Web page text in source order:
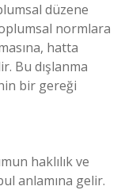
düzene
normlara
hatta
Bu dışlanma
bir gereği
haklılık ve
anlamına gelir.